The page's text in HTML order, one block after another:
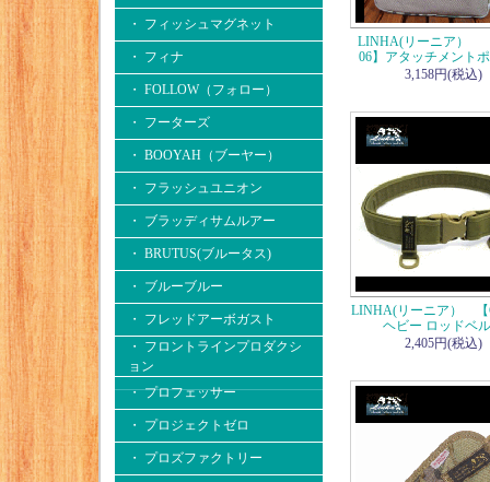
・ フィッシュマグネット
・ フィナ
・ FOLLOW（フォロー）
・ フーターズ
・ BOOYAH（ブーヤー）
・ フラッシュユニオン
・ ブラッディサムルアー
・ BRUTUS(ブルータス)
・ ブルーブルー
・ フレッドアーボガスト
・ フロントラインプロダクシ
ョン
・ プロフェッサー
・ プロジェクトゼロ
・ プロズファクトリー
LINHA(リーニア）
06】アタッチメント
3,158円(税込)
LINHA(リーニア） 【
ヘビー ロッドベ
2,405円(税込)